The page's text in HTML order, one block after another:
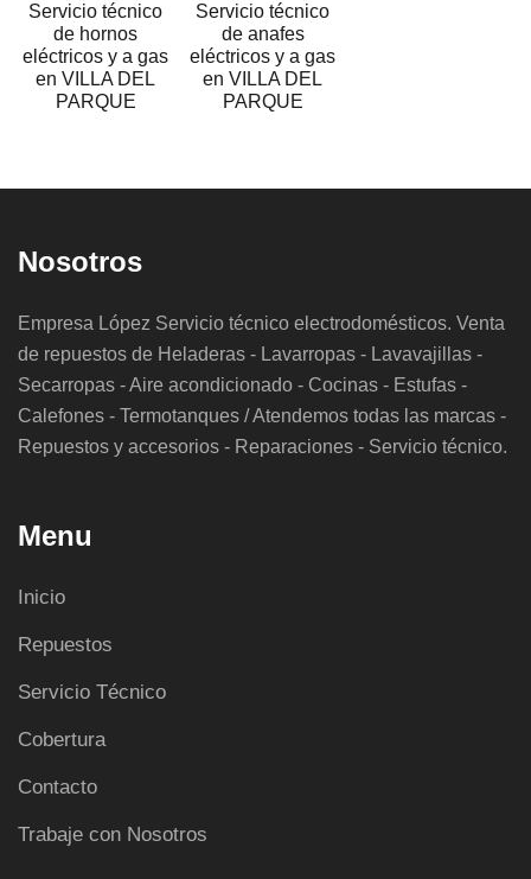
Servicio técnico
de hornos
eléctricos y a gas
en VILLA DEL
PARQUE
Servicio técnico
de anafes
eléctricos y a gas
en VILLA DEL
PARQUE
Nosotros
Empresa López Servicio técnico electrodomésticos. Venta
de repuestos de Heladeras - Lavarropas - Lavavajillas -
Secarropas - Aire acondicionado - Cocinas - Estufas -
Calefones - Termotanques / Atendemos todas las marcas -
Repuestos y accesorios - Reparaciones - Servicio técnico.
Menu
Inicio
Repuestos
Servicio Técnico
Cobertura
Contacto
Trabaje con Nosotros